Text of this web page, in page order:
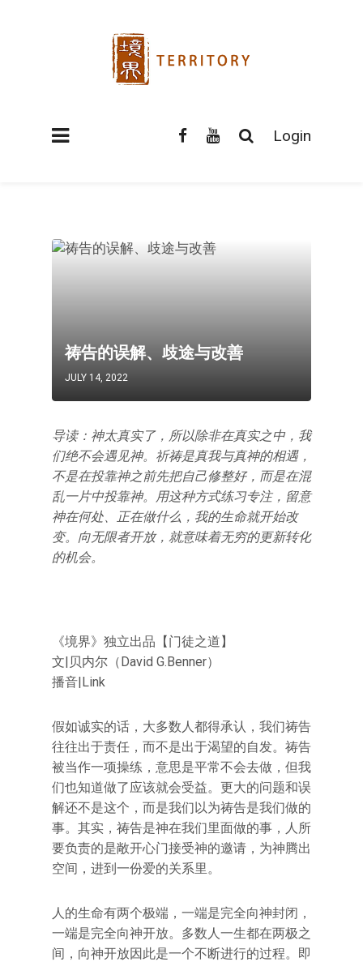
Login
祷告的误解、歧途与改善
JULY 14, 2022
导读：神太真实了，所以除非在真实之中，我
们绝不会遇见神。祈祷是真我与真神的相遇，
不是在投靠神之前先把自己修整好，而是在混
乱一片中投靠神。用这种方式练习专注，留意
神在何处、正在做什么，我的生命就开始改
变。向无限者开放，就意味着无穷的更新转化
的机会。
《境界》独立出品【门徒之道】
文|贝内尔（David G.Benner）
播音|Link
假如诚实的话，大多数人都得承认，我们祷告
往往出于责任，而不是出于渴望的自发。祷告
被当作一项操练，意思是平常不会去做，但我
们也知道做了应该就会受益。更大的问题和误
解还不是这个，而是我们以为祷告是我们做的
事。其实，祷告是神在我们里面做的事，人所
要负责的是敞开心门接受神的邀请，为神腾出
空间，进到一份爱的关系里。
人的生命有两个极端，一端是完全向神封闭，
一端是完全向神开放。多数人一生都在两极之
间，向神开放因此是一个不断进行的过程。即